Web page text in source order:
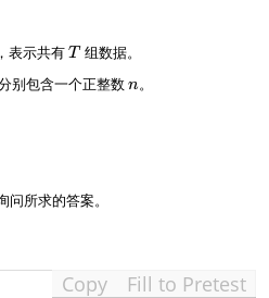
表示共有T
T 组数据。
别包含一个正整数n
n。
问所求的答案。
Copy Fill to Pretest